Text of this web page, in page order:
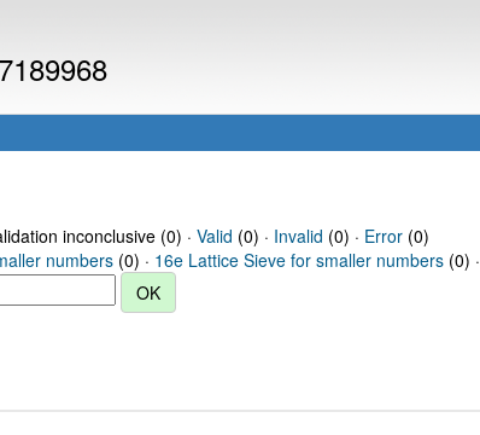
inconclusive (0) · Valid (0) · Invalid (0) · Error(0)
numbers (0) · 16e Lattice Sieve for smaller numbers (0) ·